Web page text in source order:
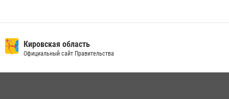
вневедомственную охрану и поступления в ведомственные вузы
22 июля 2026, 14:51 1 2
Кировская область
Официальный сайт Правительства